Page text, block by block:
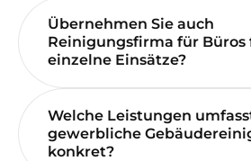
Übernehmen Sie auch
Reinigungsfirma für Büros
einzelne Einsätze?
Welche Leistungen
gewerbliche
konkret?